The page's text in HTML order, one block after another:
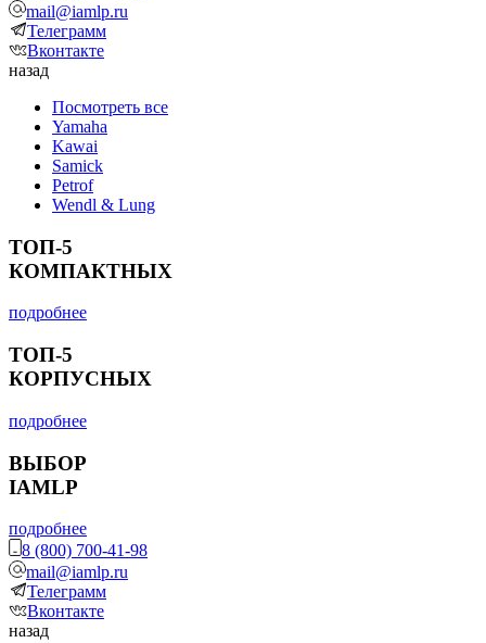
mail@iamlp.ru
Телеграмм
Вконтакте
назад
Посмотреть все
Yamaha
Kawai
Samick
Petrof
Wendl & Lung
ТОП-5
КОМПАКТНЫХ
подробнее
ТОП-5
КОРПУСНЫХ
подробнее
ВЫБОР
IAMLP
подробнее
8 (800) 700-41-98
mail@iamlp.ru
Телеграмм
Вконтакте
назад